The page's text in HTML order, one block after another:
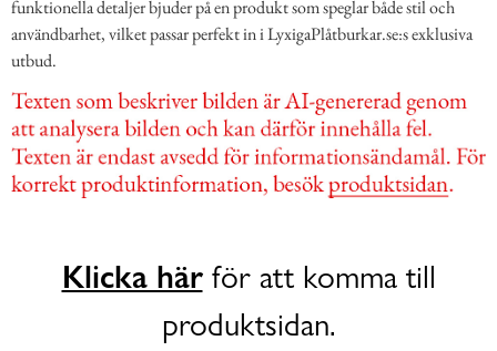
funktionella detaljer bjuder på en produkt som speglar både stil och
användbarhet, vilket passar perfekt in i LyxigaPlåtburkar.se:s exklusiva
utbud.
Klicka härför att komma till
produktsidan.